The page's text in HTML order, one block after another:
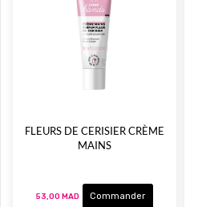
FLEURS DE CERISIER CRÈME
MAINS
53,00 MAD Commander